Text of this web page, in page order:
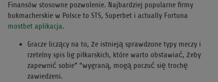
Finansów stosowne pozwolenie. Najbardziej popularne firmy
bukmacherskie w Polsce to STS, Superbet i actually Fortuna
mostbet aplikacja.
Gracze liczący na to, że istnieją sprawdzone typy meczy i
rzetelny spis lig piłkarskich, które warto obstawiać, żeby
zapewnić sobie” “wygraną, mogą poczuć się trochę
zawiedzeni.